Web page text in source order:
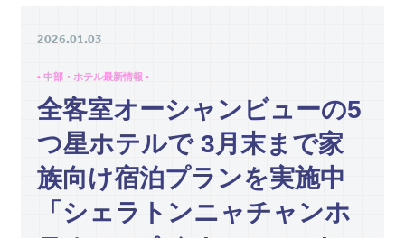
2026.01.03
• 中部・ホテル最新情報 •
全客室オーシャンビューの5
つ星ホテルで 3月末まで家
族向け宿泊プランを実施中
「シェラトンニャチャンホ